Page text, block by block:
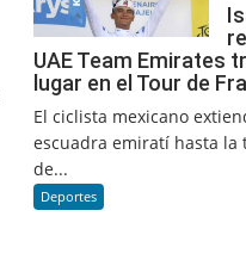
UAE Team Emirates
lugar en el Tour de
El ciclista mexicano
escuadra emiratí hasta la
de...
Deportes